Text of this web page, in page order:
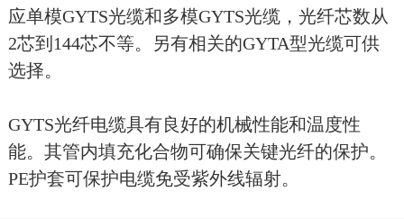
应单模GYTS光缆和多模GYTS光缆，光纤芯数从
2芯到144芯不等。另有相关的GYTA型光缆可供
选择。
GYTS光纤电缆具有良好的机械性能和温度性
能。其管内填充化合物可确保关键光纤的保护。
PE护套可保护电缆免受紫外线辐射。